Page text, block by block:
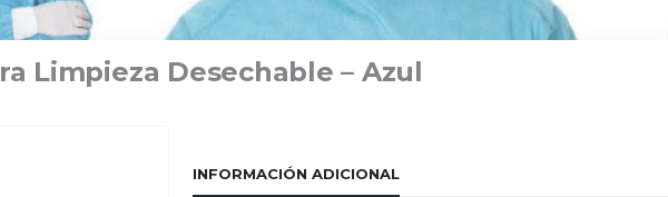
Limpieza Desechable – Azul
INFORMACIÓN ADICIONAL